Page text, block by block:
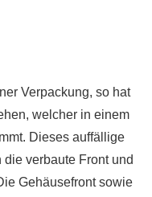
Verpackung, so hat
welcher in einem
Dieses auffällige
verbaute Front und
Gehäusefront sowie